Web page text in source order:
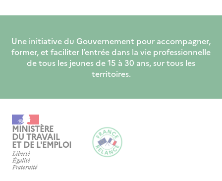
Une initiative du Gouvernement pour accompagner,
former, et faciliter l’entrée dans la vie professionnelle
de tous les jeunes de 15 à 30 ans, sur tous les
territoires.
MINISTÈRE
DU TRAVAIL
ET DE L'EMPLOI